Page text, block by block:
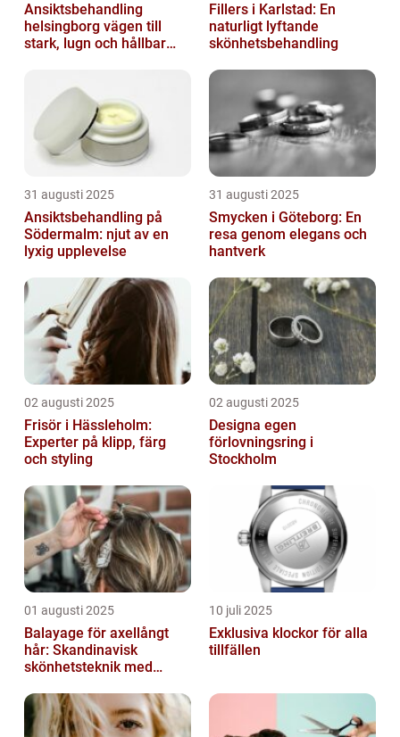
Ansiktsbehandling
helsingborg vägen till
stark, lugn och hållbar
Fillers i Karlstad: En
naturligt lyftande
skönhetsbehandling
31 augusti 2025
Ansiktsbehandling på
Södermalm: njut av en
lyxig upplevelse
31 augusti 2025
Smycken i Göteborg: En
resa genom elegans och
hantverk
02 augusti 2025
Frisör i Hässleholm:
Experter på klipp, färg
och styling
02 augusti 2025
Designa egen
förlovningsring i
Stockholm
01 augusti 2025
Balayage för axellångt
hår: Skandinavisk
skönhetsteknik med
10 juli 2025
Exklusiva klockor för alla
tillfällen